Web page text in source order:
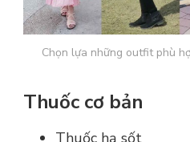
Chọn lựa những outfit phù
Thuốc cơ bản
Thuốc hạ sốt